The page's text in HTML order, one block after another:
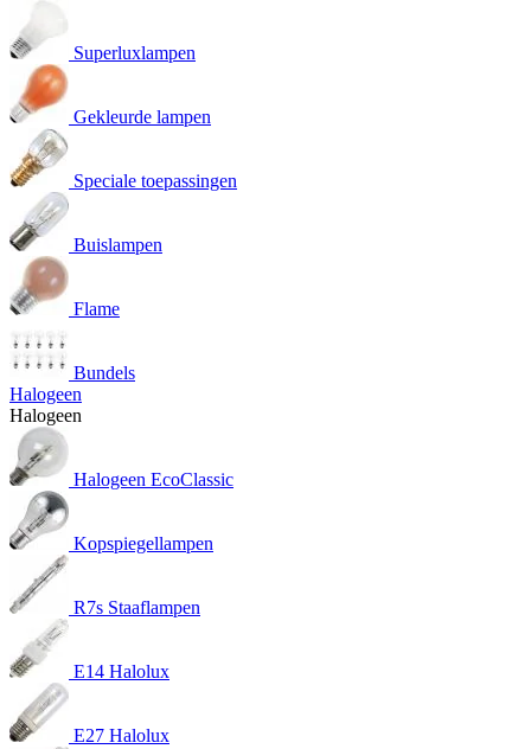
Superluxlampen
Gekleurde lampen
Speciale toepassingen
Buislampen
Flame
Bundels
Halogeen
Halogeen
Halogeen EcoClassic
Kopspiegellampen
R7s Staaflampen
E14 Halolux
E27 Halolux